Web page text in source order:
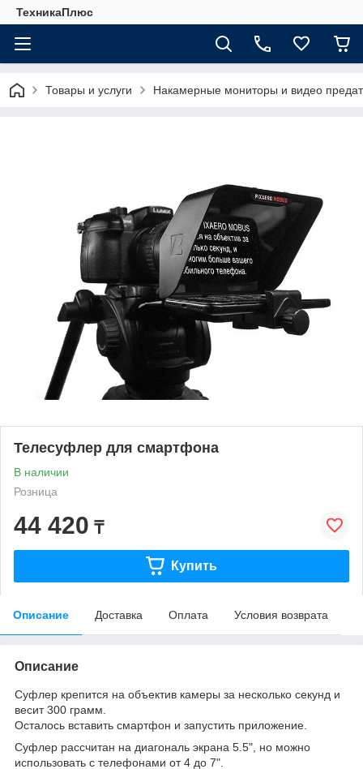
ТехникаПлюс
Товары и услуги Накамерные мониторы и видео
Телесуфлер для смартфона
В наличии
Розница
44 420 ₸
Купить
Описание Доставка Оплата Условия возврата
Описание
Суфлер крепится на объектив камеры за несколько секунд и
весит 300 грамм.
Осталось вставить смартфон и запустить приложение.
Суфлер рассчитан на диагональ экрана 5.5", но можно
использовать с телефонами от 4 до 7".